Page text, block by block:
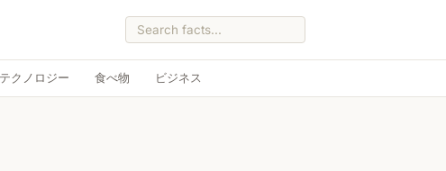
テクノロジー 食べ物 ビジネス